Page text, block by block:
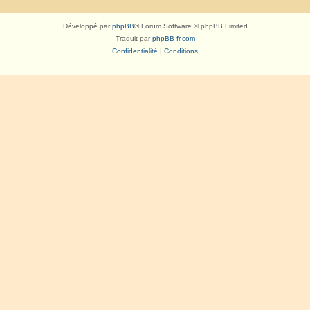
Développé parphpBB® Forum Software © phpBB Limited
Traduit parphpBB-fr.com
Confidentialité | Conditions